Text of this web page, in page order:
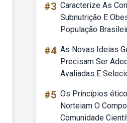
#3 Caracterize As
Subnutrição E
População
#4 As Novas Ideias
Precisam Ser
Avaliadas E
#5 Os Princípios
Norteiam O
Comunidade